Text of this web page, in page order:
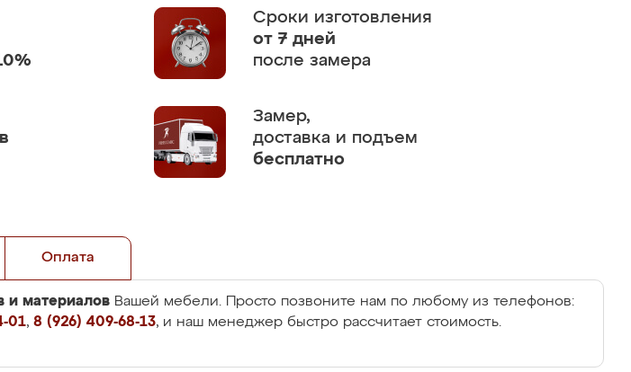
Сроки изготовления
от 7 дней
после замера
Замер,
доставка и подъем
бесплатно
Оплата
и материалов Вашей мебели. Просто позвоните нам по любому из телефонов:
01, 8 (926) 409-68-13, и наш менеджер быстро рассчитает стоимость.